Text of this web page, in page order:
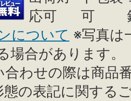
について ※写真は
場合があります。
合わせの際は商品
態の表記に関する